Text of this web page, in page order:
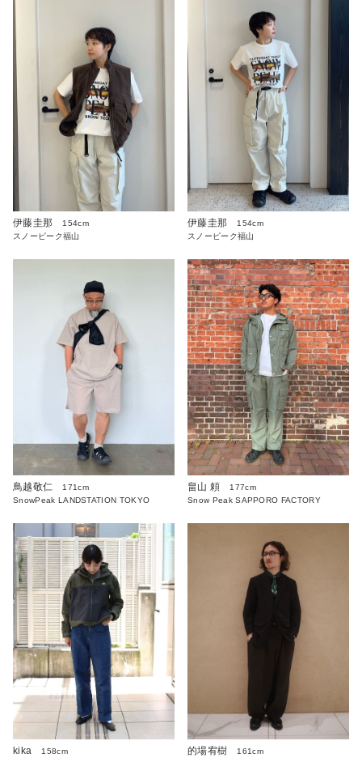
伊藤圭那
154cm
スノーピーク福山
伊藤圭那
154cm
スノーピーク福山
鳥越敬仁
171cm
SnowPeak LANDSTATION TOKYO
畠山 頼
177cm
Snow Peak SAPPORO FACTORY
kika 158cm 的場宥樹
161cm